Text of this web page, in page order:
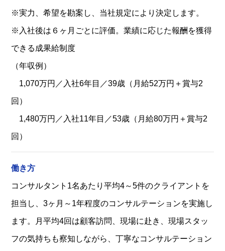
※実力、希望を勘案し、当社規定により決定します。
※入社後は６ヶ月ごとに評価。業績に応じた報酬を獲得
できる成果給制度
（年収例）
1,070万円／入社6年目／39歳（月給52万円＋賞与2
回）
1,480万円／入社11年目／53歳（月給80万円＋賞与2
回）
働き方
コンサルタント1名あたり平均4～5件のクライアントを
担当し、3ヶ月～1年程度のコンサルテーションを実施し
ます。月平均4回は顧客訪問、現場に赴き、現場スタッ
フの気持ちも察知しながら、丁寧なコンサルテーション